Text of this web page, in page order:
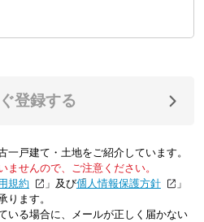
登録する
戸建て・土地をご紹介しています。
せんので、ご注意ください。
規約 」及び「個人情報保護方針
」
ります。
いる場合に、メールが正しく届かない